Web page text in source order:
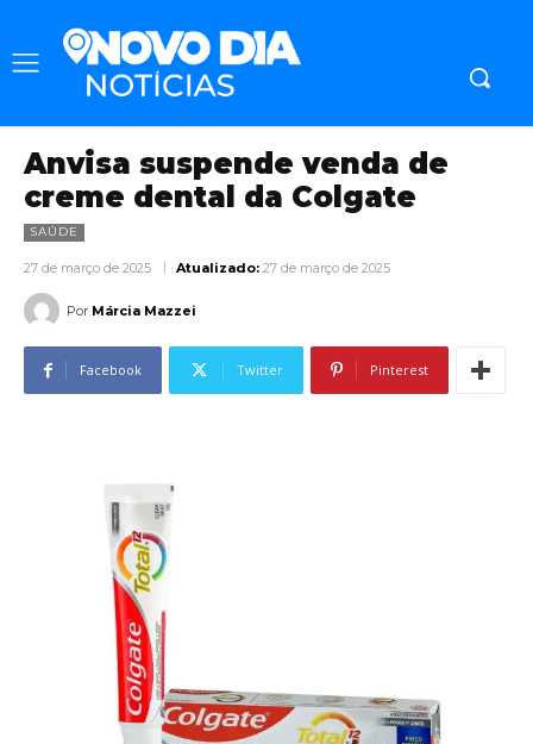
Anvisa suspende venda de
creme dental da Colgate
SAÚDE
27 de março de 2025 Atualizado: 27 de março de 2025
Por Márcia Mazzei
Facebook Twitter Pinterest